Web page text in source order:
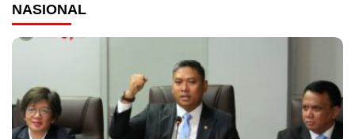
NASIONAL